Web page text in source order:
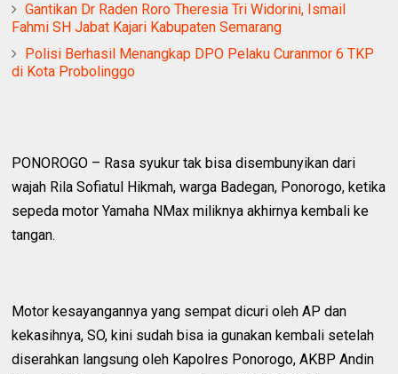
Gantikan Dr Raden Roro Theresia Tri Widorini, Ismail
Fahmi SH Jabat Kajari Kabupaten Semarang
Polisi Berhasil Menangkap DPO Pelaku Curanmor 6 TKP
di Kota Probolinggo
PONOROGO – Rasa syukur tak bisa disembunyikan dari
wajah Rila Sofiatul Hikmah, warga Badegan, Ponorogo, ketika
sepeda motor Yamaha NMax miliknya akhirnya kembali ke
tangan.
Motor kesayangannya yang sempat dicuri oleh AP dan
kekasihnya, SO, kini sudah bisa ia gunakan kembali setelah
diserahkan langsung oleh Kapolres Ponorogo, AKBP Andin